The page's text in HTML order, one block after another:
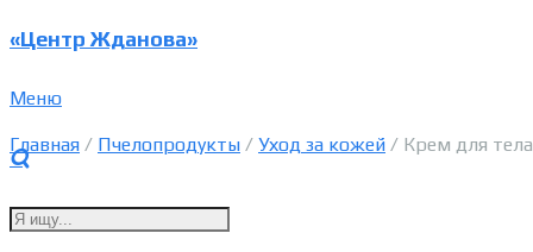
«Центр Жданова»
Меню
Главная / Пчелопродукты / Уход за кожей / Крем для